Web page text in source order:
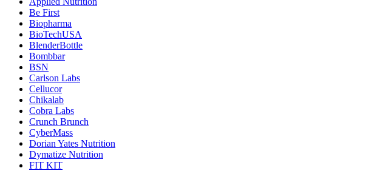
Be First
Biopharma
BioTechUSA
BlenderBottle
Bombbar
BSN
Carlson Labs
Cellucor
Chikalab
Cobra Labs
Crunch Brunch
CyberMass
Dorian Yates Nutrition
Dymatize Nutrition
FIT KIT